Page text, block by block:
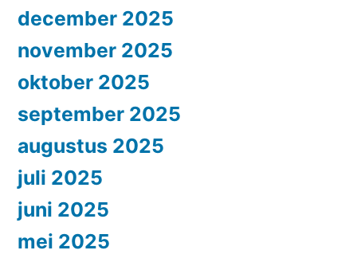
december 2025
november 2025
oktober 2025
september 2025
augustus 2025
juli 2025
juni 2025
mei 2025